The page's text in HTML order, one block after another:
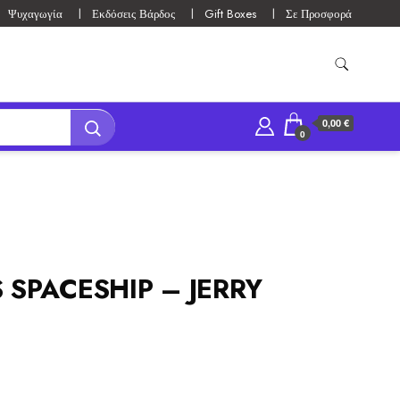
Ψυχαγωγία Εκδόσεις Βάρδος Gift Boxes Σε Προσφορά
0
0,00 €
– JERRY